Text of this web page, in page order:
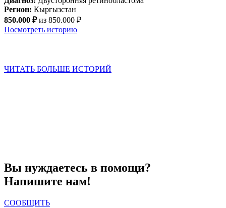
Регион: Кыргызстан
850.000 ₽из 850.000 ₽
Посмотреть историю
ЧИТАТЬ БОЛЬШЕ ИСТОРИЙ
Вы нуждаетесь в помощи?
Напишите нам!
СООБЩИТЬ